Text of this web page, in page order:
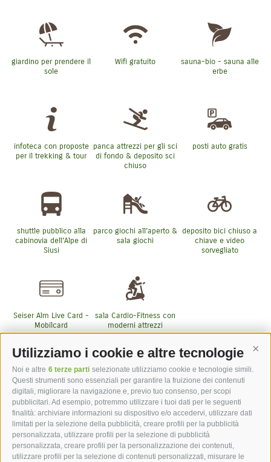
Utilizziamo i cookie e altre tecnologie
Noi e altre 6 terze parti selezionate utilizziamo cookie e tecnologie simili.
Questi strumenti sono essenziali per garantire la fruizione dei contenuti
digitali, migliorare la navigazione e, previo tuo consenso, per scopi
pubblicitari. Ad esempio, potremmo utilizzare i tuoi dati per le seguenti
finalità: archiviare informazioni su dispositivo e/o accedervi, utilizzare dati
limitati per la selezione della pubblicità, creare profili per la pubblicità
personalizzata, utilizzare profili per la selezione di pubblicità
personalizzata, creare profili per la personalizzazione dei contenuti,
utilizzare profili per la selezione di contenuti personalizzati, misurare le
giardino per prendere il
sole
Wifi gratuito
sauna-bio - sauna alle
erbe
infoteca con proposte
per il trekking & tour
panca attrezzi per gli sci
di fondo & deposito sci
chiuso
posti auto gratis
shuttle pubblico alla
cabinovia dell'Alpe di
Siusi
parco giochi all’aperto &
sala giochi
deposito bici chiuso a
chiave e video
sorvegliato
Seiser Alm Live Card -
Mobilcard
sala Cardio-Fitness con
moderni attrezzi
Tecnogym
Altri servizi inclusi